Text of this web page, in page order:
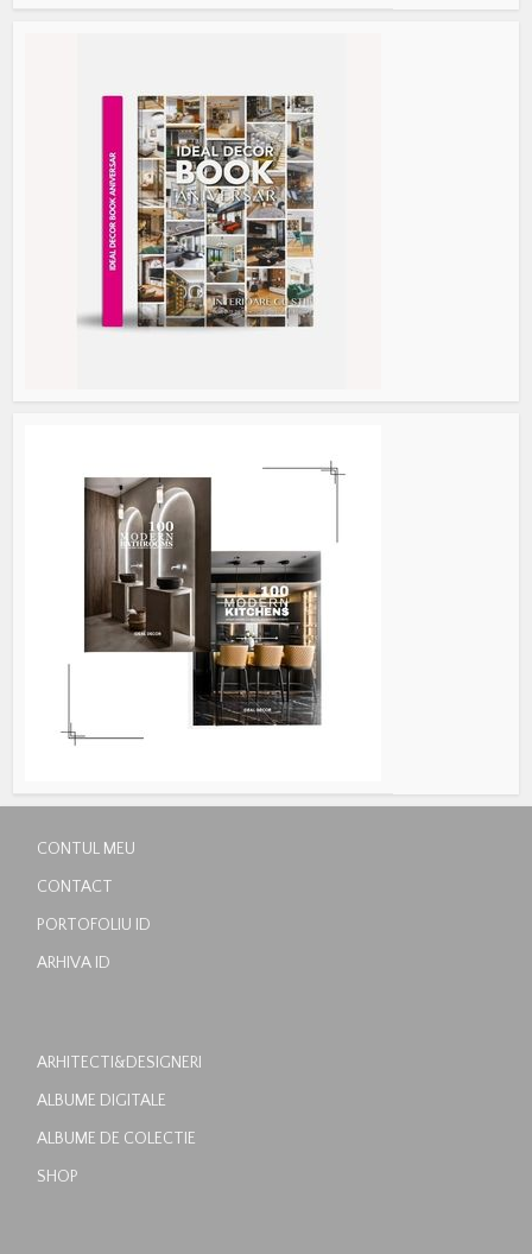
CONTUL MEU
CONTACT
PORTOFOLIU ID
ARHIVA ID
ARHITECTI&DESIGNERI
ALBUME DIGITALE
ALBUME DE COLECTIE
SHOP